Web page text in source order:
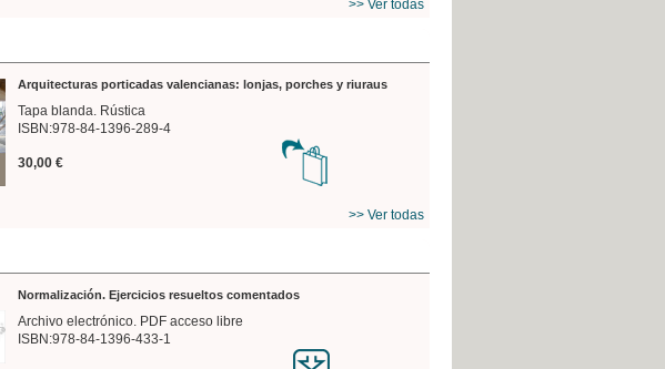
>> Ver todas
Arquitecturas porticadas valencianas: lonjas, porches y riuraus
Tapa blanda. Rústica
ISBN:978-84-1396-289-4
30,00 €
>> Ver todas
Normalización. Ejercicios resueltos comentados
Archivo electrónico. PDF acceso libre
ISBN:978-84-1396-433-1